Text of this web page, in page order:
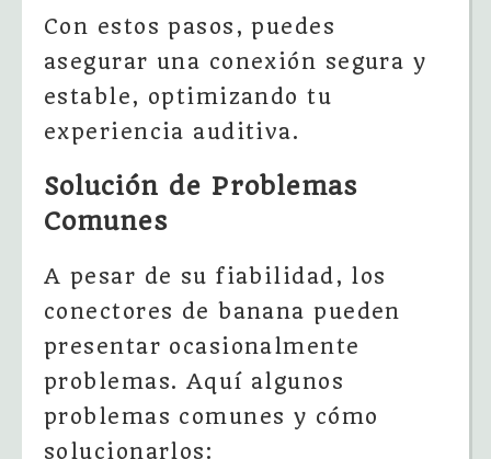
Con estos pasos, puedes
asegurar una conexión segura y
estable, optimizando tu
experiencia auditiva.
Solución de Problemas
Comunes
A pesar de su fiabilidad, los
conectores de banana pueden
presentar ocasionalmente
problemas. Aquí algunos
problemas comunes y cómo
solucionarlos: